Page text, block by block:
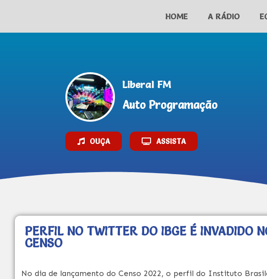
HOME A RÁDIO
Liberal FM
Auto Programação
OUÇA ASSISTA
PERFIL NO TWITTER DO IBGE É INVADIDO
CENSO
No dia de lançamento do Censo 2022, o perfil do Instituto